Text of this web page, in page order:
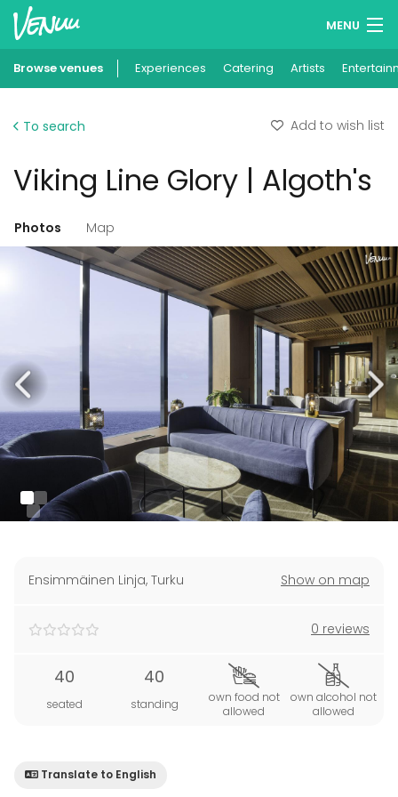
MENU
Wish lists
Add your venue
Browse venues Experiences Catering Artists
To search Add to wish list
Viking Line Glory | Algoth's
Photos Map
Ensimmäinen Linja, Turku Show on map
0 reviews
40
seated
40
standing
own food not
allowed
own alcohol not
allowed
Translate to English